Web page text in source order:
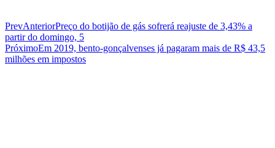
PrevAnteriorPreço do botijão de gás sofrerá reajuste de 3,43% a
partir do domingo, 5
PróximoEm 2019, bento-gonçalvenses já pagaram mais de R$ 43,5
milhões em impostos